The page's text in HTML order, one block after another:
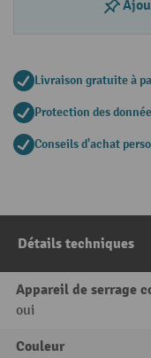
Livraison gratuite à
Protection des
Conseils d'achat
Détails techniques
Appareil de serrage
oui
Couleur